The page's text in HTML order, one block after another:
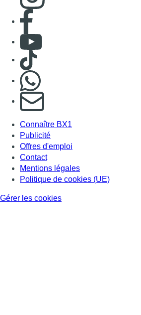
Consulter page Facebook
Consulter Youtube
Consulter TikTok
S'abonner à notre newsletter
Connaître BX1
Publicité
Offres d'emploi
Contact
Mentions légales
Politique de cookies (UE)
Gérer les cookies